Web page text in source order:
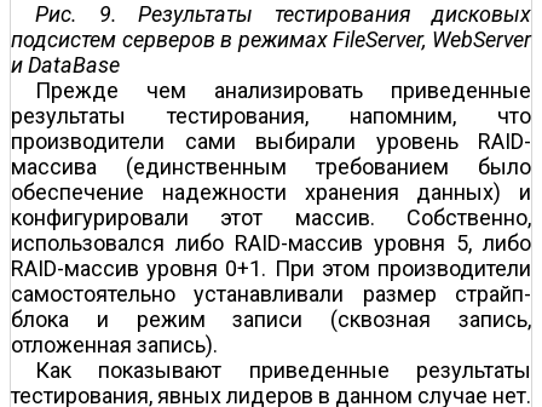
Рис. 9. Результаты тестирования дисковых
подсистем серверов в режимах FileServer, WebServer
и DataBase
Прежде чем анализировать приведенные
результаты тестирования, напомним, что
производители сами выбирали уровень RAID-
массива (единственным требованием было
обеспечение надежности хранения данных) и
конфигурировали этот массив. Собственно,
использовался либо RAID-массив уровня 5, либо
RAID-массив уровня 0+1. При этом производители
самостоятельно устанавливали размер страйп-
блока и режим записи (сквозная запись,
отложенная запись).
Как показывают приведенные результаты
тестирования, явных лидеров в данном случае нет.